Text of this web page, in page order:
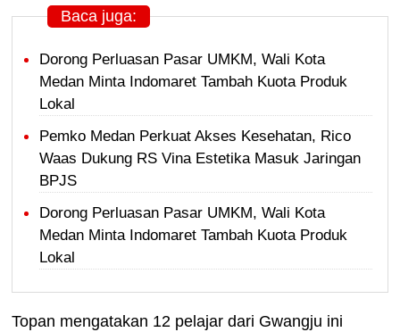
Baca juga:
Dorong Perluasan Pasar UMKM, Wali Kota
Medan Minta Indomaret Tambah Kuota Produk
Lokal
Pemko Medan Perkuat Akses Kesehatan, Rico
Waas Dukung RS Vina Estetika Masuk Jaringan
BPJS
Dorong Perluasan Pasar UMKM, Wali Kota
Medan Minta Indomaret Tambah Kuota Produk
Lokal
Topan mengatakan 12 pelajar dari Gwangju ini